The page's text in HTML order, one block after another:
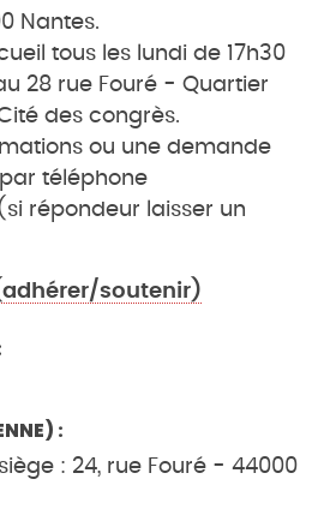
Nantes.
tous les lundi de 17h30
28 rue Fouré - Quartier
des congrès.
ou une demande
téléphone
répondeur laisser un
soutenir)
:
: 24, rue Fouré - 44000